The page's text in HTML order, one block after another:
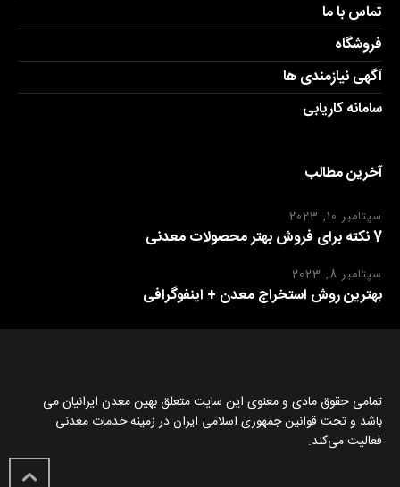
تماس با ما
فروشگاه
آگهی نیازمندی ها
سامانه کاریابی
آخرین مطالب
سپتامبر 10, 2023
7 نکته برای فروش بهتر محصولات معدنی
سپتامبر 8, 2023
بهترین روش استخراج معدن + اینفوگرافی
تمامی حقوق مادی و معنوی این سایت متعلق بهین معدن ایرانیان می
باشد و تحت قوانین جمهوری اسلامی ایران در زمینه خدمات معدنی
فعالیت می‌کند.